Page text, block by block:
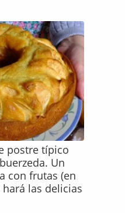
postre típico
Un
con frutas (en
las delicias